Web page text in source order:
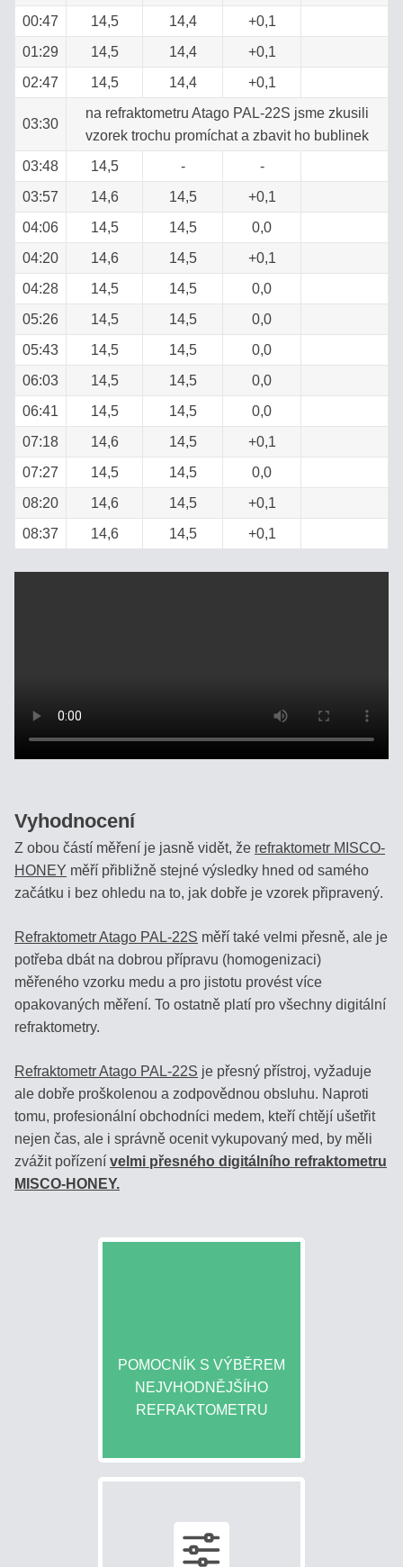
00:47 14,5 14,4
+0,1
01:29
14,5 14,4
+0,1
02:47
14,5 14,4 +0,1
03:30
na refraktometru Atago PAL-22S jsme zkusili
vzorek trochu promíchat a zbavit ho bublinek
03:48
14,5 -
-
03:57
14,6 14,5
+0,1
04:06
14,5 14,5
0,0
04:20
14,6 14,5
+0,1
04:28
14,5 14,5
0,0
05:26
14,5 14,5
0,0
05:43
14,5 14,5
0,0
06:03
14,5 14,5
0,0
06:41
14,5 14,5
0,0
07:18
14,6 14,5
+0,1
07:27
14,5 14,5
0,0
08:20
14,6 14,5
+0,1
08:37
14,6 14,5 +0,1
Vyhodnocení
Z obou částí měření je jasně vidět, že refraktometr MISCO-
HONEY měří přibližně stejné výsledky hned od samého
začátku i bez ohledu na to, jak dobře je vzorek připravený.
Refraktometr Atago PAL-22S měří také velmi přesně, ale je
potřeba dbát na dobrou přípravu (homogenizaci)
měřeného vzorku medu a pro jistotu provést více
opakovaných měření. To ostatně platí pro všechny digitální
refraktometry.
Refraktometr Atago PAL-22S je přesný přístroj, vyžaduje
ale dobře proškolenou a zodpovědnou obsluhu. Naproti
tomu, profesionální obchodníci medem, kteří chtějí ušetřit
nejen čas, ale i správně ocenit vykupovaný med, by měli
zvážit pořízení velmi přesného digitálního refraktometru
MISCO-HONEY.
POMOCNÍK S VÝBĚREM
NEJVHODNĚJŠÍHO
REFRAKTOMETRU